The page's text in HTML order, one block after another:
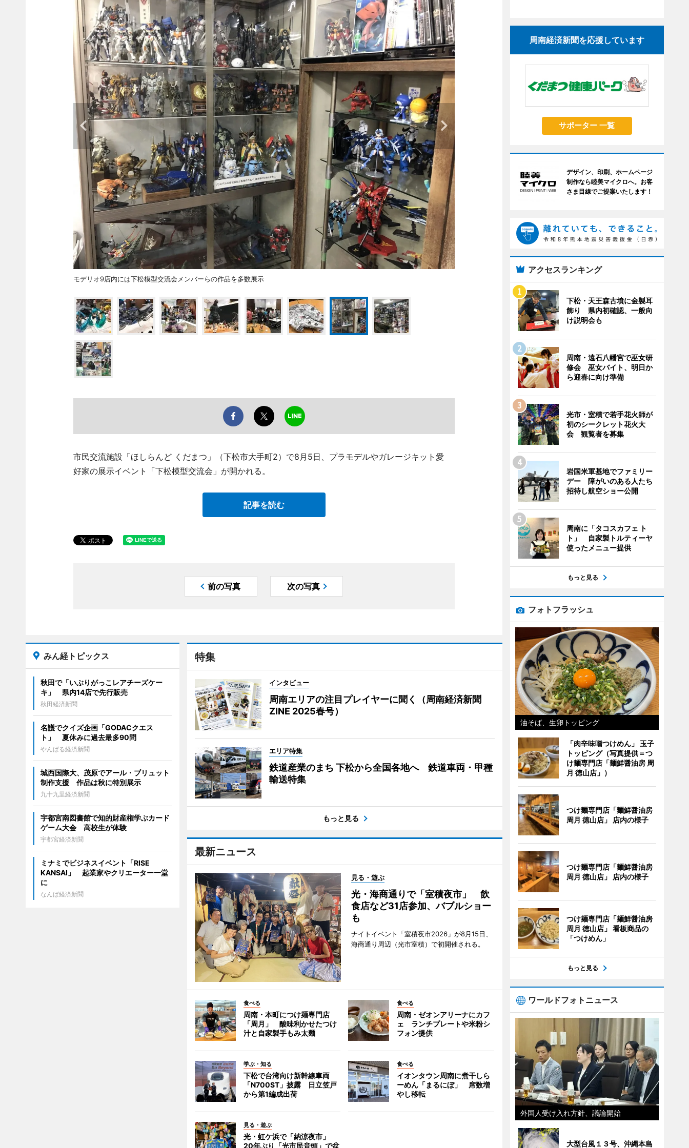
モデリオ9店内には下松模型交流会メンバーらの作品を多数展示
市民交流施設「ほしらんど くだまつ」（下松市大手町2）で8月5日、プラモデルやガレージキット愛
好家の展示イベント「下松模型交流会」が開かれる。
記事を読む
前の写真 次の写真
特集
インタビュー
周南エリアの注目プレイヤーに聞く（周南経済新聞
ZINE 2025春号）
エリア特集
鉄道産業のまち 下松から全国各地へ 鉄道車両・甲種
輸送特集
もっと見る
最新ニュース
見る・遊ぶ
光・海商通りで「室積夜市」 飲
食店など31店参加、バブルショー
も
ナイトイベント「室積夜市2026」が8月15日、
海商通り周辺（光市室積）で初開催される。
食べる
周南・本町につけ麺専門店
「周月」 酸味利かせたつけ
汁と自家製手もみ太麺
食べる
周南・ゼオンアリーナにカフ
ェ ランチプレートや米粉シ
フォン提供
学ぶ・知る
下松で台湾向け新幹線車両
「N700ST」披露 日立笠戸
から第1編成出荷
食べる
イオンタウン周南に煮干しら
ーめん「まるにぼ」 席数増
やし移転
見る・遊ぶ
光・虹ケ浜で「納涼夜市」
20年ぶり「光市民音頭」で盆
みん経トピックス
秋田で「いぶりがっこレアチーズケー
キ」 県内14店で先行販売
秋田経済新聞
名護でクイズ企画「GODACクエス
ト」 夏休みに過去最多90問
やんばる経済新聞
城西国際大、茂原でアール・ブリュット
制作支援 作品は秋に特別展示
九十九里経済新聞
宇都宮南図書館で知的財産権学ぶカード
ゲーム大会 高校生が体験
宇都宮経済新聞
ミナミでビジネスイベント「RISE
KANSAI」 起業家やクリエーター一堂
に
なんば経済新聞
周南経済新聞を応援しています
サポーター 一覧
デザイン、印刷、ホームページ
制作なら睦美マイクロへ。お客
さま目線でご提案いたします！
アクセスランキング
下松・天王森古墳に金製耳
飾り 県内初確認、一般向
け説明会も
周南・遠石八幡宮で巫女研
修会 巫女バイト、明日か
ら迎春に向け準備
光市・室積で若手花火師が
初のシークレット花火大
会 観覧者を募集
岩国米軍基地でファミリー
デー 障がいのある人たち
招待し航空ショー公開
周南に「タコスカフェ ト
ト」 自家製トルティーヤ
使ったメニュー提供
もっと見る
フォトフラッシュ
油そば、生卵トッピング
「肉辛味噌つけめん」 玉子
トッピング（写真提供＝つ
け麺専門店「麺鮮醤油房 周
月 徳山店」）
つけ麺専門店「麺鮮醤油房
周月 徳山店」 店内の様子
つけ麺専門店「麺鮮醤油房
周月 徳山店」 店内の様子
つけ麺専門店「麺鮮醤油房
周月 徳山店」 看板商品の
「つけめん」
もっと見る
ワールドフォトニュース
外国人受け入れ方針、議論開始
大型台風１３号、沖縄本島